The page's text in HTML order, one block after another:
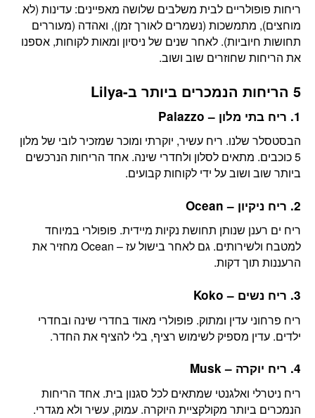
ריחות פופולריים לבית משלבים שלושה מאפיינים: עדינות (לא
מוחצים), מתמשכות (נשמרים לאורך זמן), ואהדה (מעוררים
תחושות חיוביות). לאחר שנים של ניסיון ומאות לקוחות, אספנו
את הריחות שחוזרים שוב ושוב.
5 הריחות הנמכרים ביותר ב-Lilya
1. ריח בתי מלון – Palazzo
הבסטסלר שלנו. ריח עשיר, יוקרתי ומוכר שמזכיר לובי של מלון
5 כוכבים. מתאים לסלון ולחדרי שינה. אחד הריחות הנרכשים
ביותר שוב ושוב על ידי לקוחות קבועים.
2. ריח ניקיון – Ocean
ריח ים רענן שנותן תחושת נקיות מיידית. פופולרי במיוחד
למטבח ולשירותים. גם לאחר בישול עז – Ocean מחזיר את
הרעננות תוך דקות.
3. ריח נשים – Koko
ריח פרחוני עדין ומתוק. פופולרי מאוד בחדרי שינה ובחדרי
ילדים. עדין מספיק לשימוש רציף, בלי להציף את החדר.
4. ריח יוקרה – Musk
ריח ניטרלי ואלגנטי שמתאים לכל סגנון בית. אחד הריחות
הנמכרים ביותר מקולקציית היוקרה. עמוק, עשיר ולא מגדרי.